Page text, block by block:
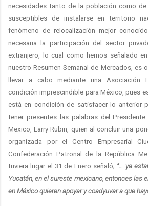
necesidades tanto de la población como
susceptibles de instalarse en territorio
fenómeno de relocalización mejor
necesaria la participación del sector
extranjero, lo cual como hemos señalado
nuestro Resumen Semanal de Mercados, es
llevar a cabo mediante una Asociación
condición imprescindible para México, pues
está en condición de satisfacer lo anterior
tener presentes las palabras del
Mexico, Larry Rubin, quien al concluir una
organizada por el Centro Empresarial
Confederación Patronal de la República
tuviera lugar el 31 de Enero señaló; “… ya
Yucatán, en el sureste mexicano, entonces las
en México quieren apoyar y coadyuvar a que